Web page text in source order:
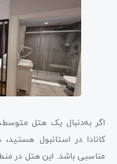
اگر به‌دنبال یک هتل
مناسبی باشد. این هتل در